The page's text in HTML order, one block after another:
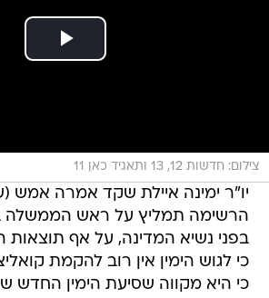
צילום: חדשות 12, 13 ותאגיד כאן 11
יו"ר ימינה איילת שקד אמרה אמש
הרשימה תמליץ על ראש הממשלה
בפני נשיא המדינה, על אף
כי לגוש הימין אין רוב להקמת
כי היא מקווה שסיעת הימין החדש